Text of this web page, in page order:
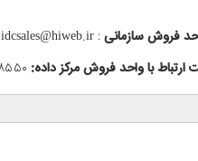
فروش سازمانی:
idcsales@hiweb.ir
با واحد فروش مرکز داده: